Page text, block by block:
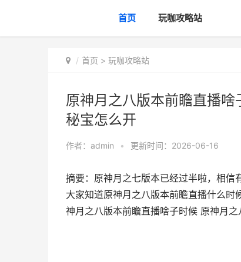
首页 玩咖攻略站
首页 > 玩咖攻略站
原神月之八版本前瞻直播
秘宝怎么开
作者： admin • 更新时间：2026-06-16
摘要：原神月之七版本已经过半啦，相信
大家知道原神月之八版本前瞻直播什么
神月之八版本前瞻直播啥子时候 原神月